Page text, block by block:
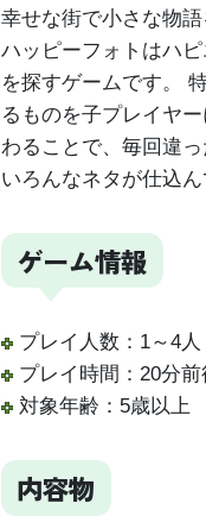
幸せな街で小さな物語
ハッピーフォトはハ
を探すゲームです。
るものを子プレイヤ
わることで、毎回違っ
いろんなネタが仕込
ゲーム情報
プレイ人数：1～4人
プレイ時間：20分前
対象年齢：5歳以上
内容物